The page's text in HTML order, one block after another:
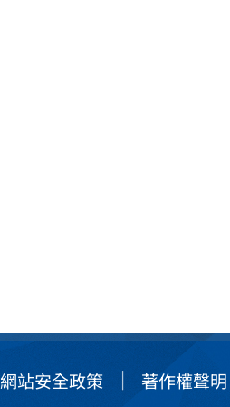
網站安全政策 著作權聲明